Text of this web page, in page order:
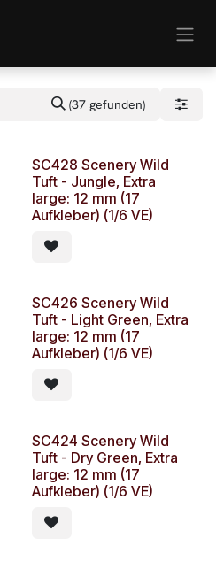
(37 gefunden)
SC428 Scenery Wild
Tuft - Jungle, Extra
large: 12 mm (17
Aufkleber) (1/6 VE)
SC426 Scenery Wild
Tuft - Light Green, Extra
large: 12 mm (17
Aufkleber) (1/6 VE)
SC424 Scenery Wild
Tuft - Dry Green, Extra
large: 12 mm (17
Aufkleber) (1/6 VE)